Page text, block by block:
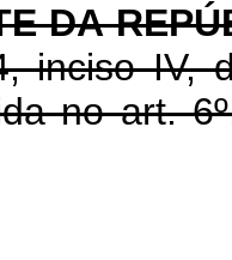
DA
inciso IV,
no art.